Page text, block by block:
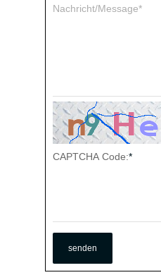
Nachricht/Message*
CAPTCHA Code:*